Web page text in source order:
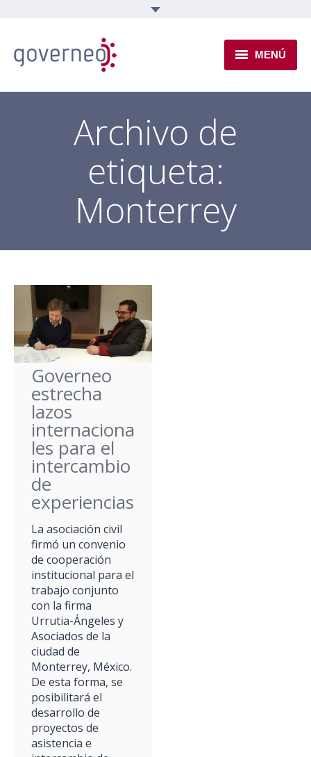
MENÚ
INSTITUCIONAL
EJES TEMÁTICOS
NOVEDADES
Archivo de
etiqueta:
Monterrey
Governeo
estrecha
lazos
internaciona
les para el
intercambio
de
experiencias
La asociación civil
firmó un convenio
de cooperación
institucional para el
trabajo conjunto
con la firma
Urrutia-Ángeles y
Asociados de la
ciudad de
Monterrey, México.
De esta forma, se
posibilitará el
desarrollo de
proyectos de
asistencia e